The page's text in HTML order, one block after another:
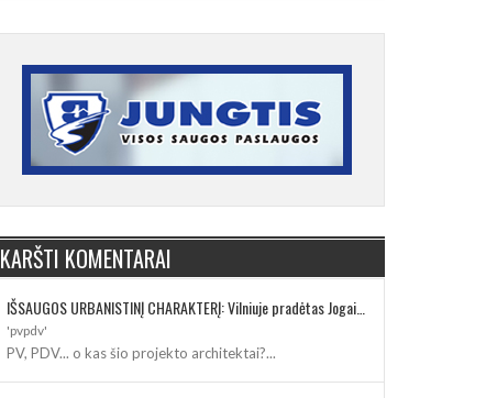
KARŠTI KOMENTARAI
IŠSAUGOS URBANISTINĮ CHARAKTERĮ: Vilniuje pradėtas Jogailos gatvės remontas
'pvpdv'
PV, PDV... o kas šio projekto architektai?...